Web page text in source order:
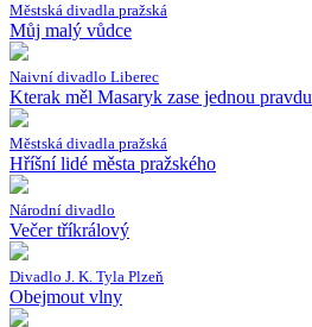
Městská divadla pražská
Můj malý vůdce
Naivní divadlo Liberec
Kterak měl Masaryk zase jednou pravdu
Městská divadla pražská
Hříšní lidé města pražského
Národní divadlo
Večer tříkrálový
Divadlo J. K. Tyla Plzeň
Obejmout vlny